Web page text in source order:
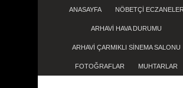
ANASAYFA NÖBETÇİ ECZANELER
ARHAVİ HAVA DURUMU
ARHAVİ ÇARMIKLI SİNEMA SALONU
FOTOĞRAFLAR MUHTARLAR